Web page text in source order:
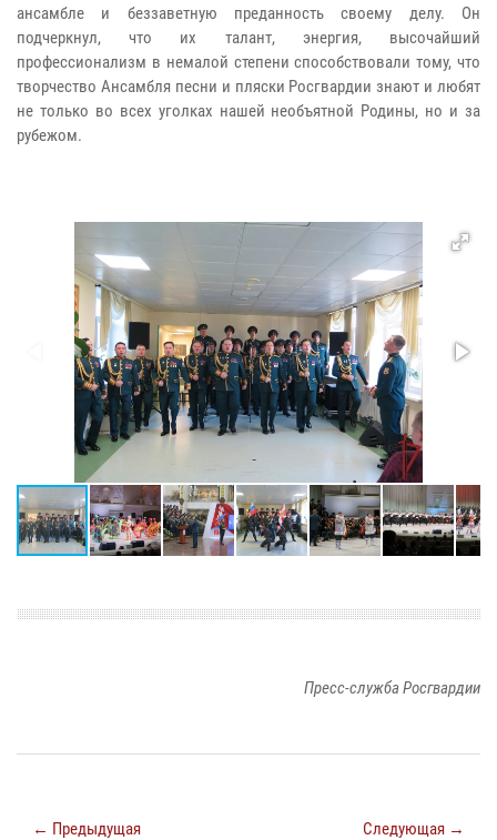
ансамбле и беззаветную преданность своему делу. Он
подчеркнул, что их талант, энергия, высочайший
профессионализм в немалой степени способствовали тому, что
творчество Ансамбля песни и пляски Росгвардии знают и любят
не только во всех уголках нашей необъятной Родины, но и за
рубежом.
Пресс-служба Росгвардии
← Предыдущая Следующая →